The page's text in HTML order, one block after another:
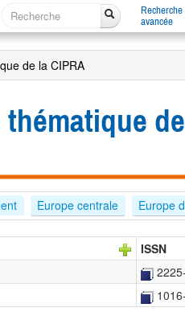
Recherche
avancée
de la CIPRA
Europe centrale Europe
ISSN